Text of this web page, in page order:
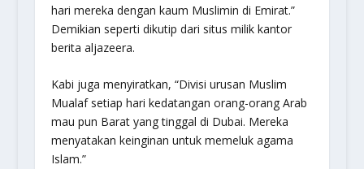
hari mereka dengan kaum Muslimin di Emirat.”
Demikian seperti dikutip dari situs milik kantor
berita aljazeera.
Kabi juga menyiratkan, “Divisi urusan Muslim
Mualaf setiap hari kedatangan orang-orang Arab
mau pun Barat yang tinggal di Dubai. Mereka
menyatakan keinginan untuk memeluk agama
Islam.”